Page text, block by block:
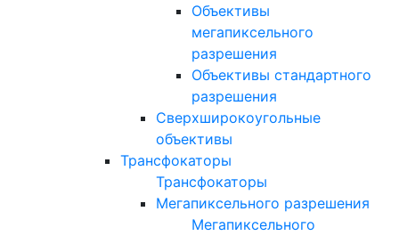
Объективы
мегапиксельного
разрешения
Объективы стандартного
разрешения
Сверхширокоугольные
объективы
Трансфокаторы
Трансфокаторы
Мегапиксельного разрешения
Мегапиксельного